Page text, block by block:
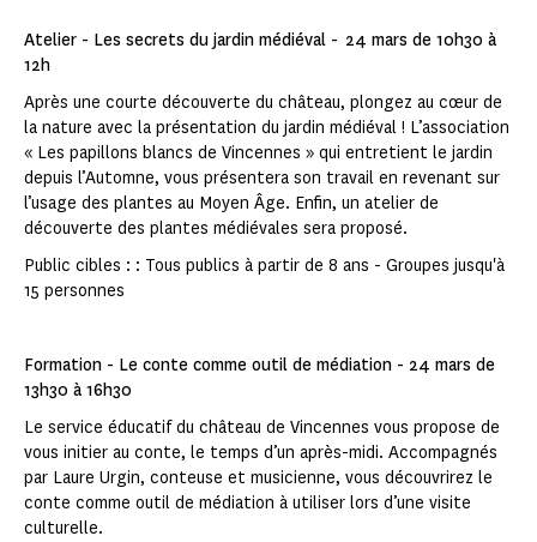
Atelier - Les secrets du jardin médiéval - 24 mars de 10h30 à
12h
Après une courte découverte du château, plongez au cœur de
la nature avec la présentation du jardin médiéval ! L’association
« Les papillons blancs de Vincennes » qui entretient le jardin
depuis l’Automne, vous présentera son travail en revenant sur
l’usage des plantes au Moyen Âge. Enfin, un atelier de
découverte des plantes médiévales sera proposé.
Public cibles : : Tous publics à partir de 8 ans - Groupes jusqu'à
15 personnes
Formation - Le conte comme outil de médiation - 24 mars de
13h30 à 16h30
Le service éducatif du château de Vincennes vous propose de
vous initier au conte, le temps d’un après-midi. Accompagnés
par Laure Urgin, conteuse et musicienne, vous découvrirez le
conte comme outil de médiation à utiliser lors d’une visite
culturelle.